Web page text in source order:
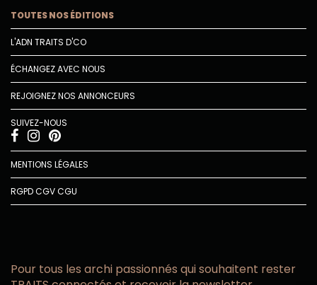
TOUTES NOS ÉDITIONS
L'ADN TRAITS D'CO
ÉCHANGEZ AVEC NOUS
REJOIGNEZ NOS ANNONCEURS
SUIVEZ-NOUS
MENTIONS LÉGALES
RGPDCGVCGU
Pour tous les archi passionnés qui souhaitent rester